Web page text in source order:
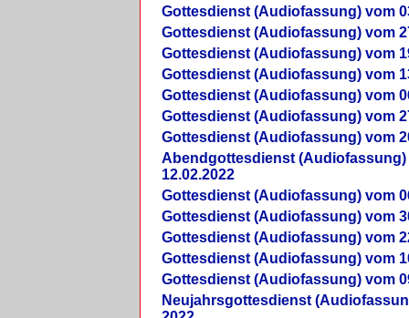
Gottesdienst (Audiofassung) vom
Gottesdienst (Audiofassung) vom
Gottesdienst (Audiofassung) vom
Gottesdienst (Audiofassung) vom
Gottesdienst (Audiofassung) vom
Gottesdienst (Audiofassung) vom
Gottesdienst (Audiofassung) vom
Abendgottesdienst (Audiofassung)
12.02.2022
Gottesdienst (Audiofassung) vom
Gottesdienst (Audiofassung) vom
Gottesdienst (Audiofassung) vom
Gottesdienst (Audiofassung) vom
Gottesdienst (Audiofassung) vom
Neujahrsgottesdienst